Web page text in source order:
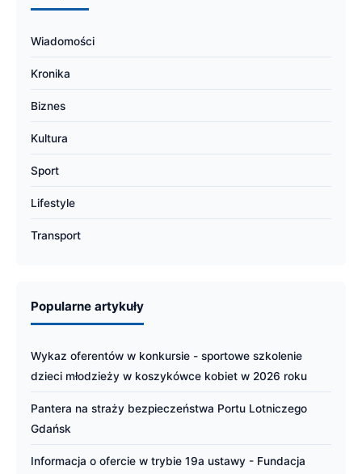
Wiadomości
Kronika
Biznes
Kultura
Sport
Lifestyle
Transport
Popularne artykuły
Wykaz oferentów w konkursie - sportowe szkolenie
dzieci młodzieży w koszykówce kobiet w 2026 roku
Pantera na straży bezpieczeństwa Portu Lotniczego
Gdańsk
Informacja o ofercie w trybie 19a ustawy - Fundacja